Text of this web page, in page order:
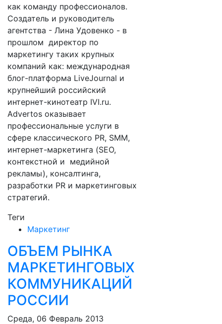
как команду профессионалов.
Создатель и руководитель
агентства - Лина Удовенко - в
прошлом директор по
маркетингу таких крупных
компаний как: международная
блог-платформа LiveJournal и
крупнейший российский
интернет-кинотеатр IVI.ru.
Advertos оказывает
профессиональные услуги в
сфере классического PR, SMM,
интернет-маркетинга (SEO,
контекстной и медийной
рекламы), консалтинга,
разработки PR и маркетинговых
стратегий.
Теги
Маркетинг
ОБЪЕМ РЫНКА
МАРКЕТИНГОВЫХ
КОММУНИКАЦИЙ
РОССИИ
Среда, 06 Февраль 2013